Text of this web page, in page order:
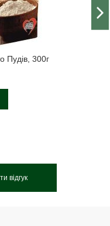
Пудів, 300г
відгук